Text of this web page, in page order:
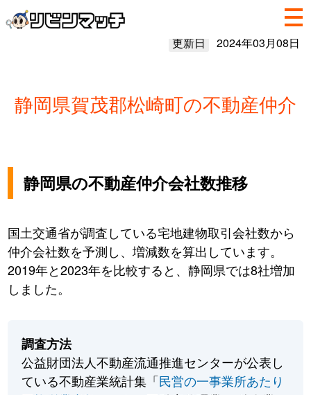
更新日 2024年03月08日
静岡県賀茂郡松崎町の不動産仲介
静岡県の不動産仲介会社数推移
国土交通省が調査している宅地建物取引会社数から
仲介会社数を予測し、増減数を算出しています。
2019年と2023年を比較すると、静岡県では8社増加
しました。
調査方法
公益財団法人不動産流通推進センターが公表し
ている不動産業統計集「民営の一事業所あたり